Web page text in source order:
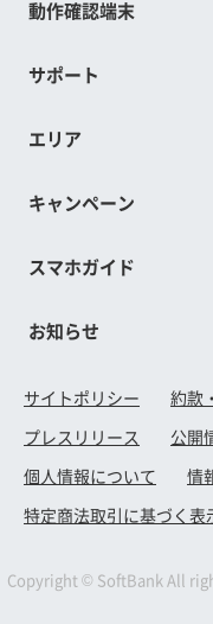
動作確認端末
サポート
エリア
キャンペーン
スマホガイド
お知らせ
サイトポリシー 約款
プレスリリース
公開
個人情報について
情
特定商法取引に基づく表
Copyright © SoftBank All